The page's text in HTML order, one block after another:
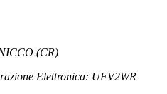
(CR)
Elettronica: UFV2WR